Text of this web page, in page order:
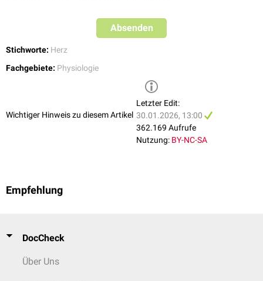
Absenden
Stichworte: Herz
Fachgebiete: Physiologie
Wichtiger Hinweis zu diesem Artikel
Letzter Edit:
30.01.2026, 13:00
362.169 Aufrufe
Nutzung: BY-NC-SA
Empfehlung
DocCheck
Über Uns